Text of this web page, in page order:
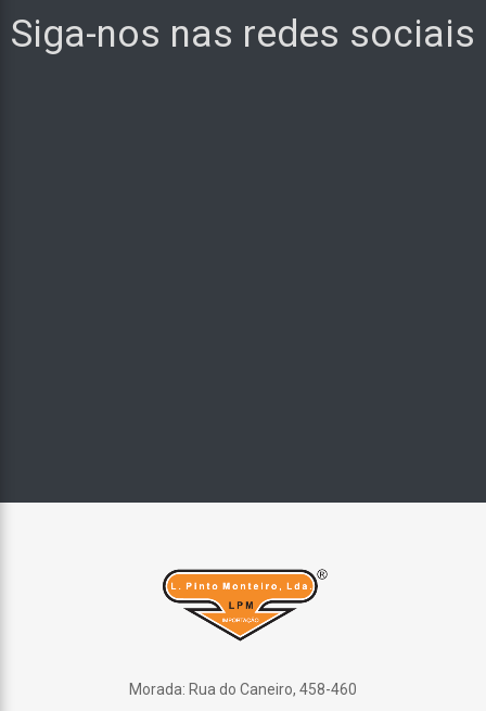
Siga-nos nas redes sociais
Morada: Rua do Caneiro, 458-460